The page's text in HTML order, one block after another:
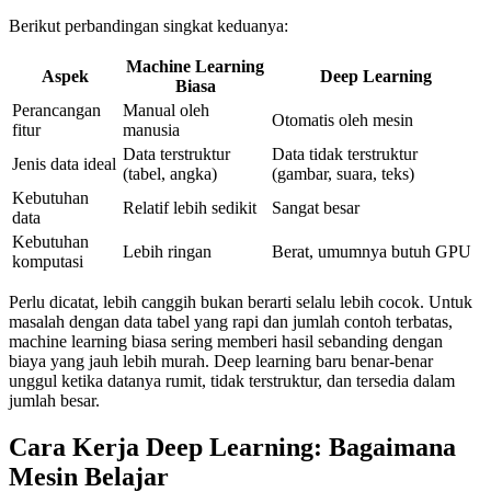
Berikut perbandingan singkat keduanya:
Aspek
Machine Learning
Biasa
Deep Learning
Perancangan
fitur
Manual oleh
manusia
Otomatis oleh mesin
Jenis data ideal
Data terstruktur
(tabel, angka)
Data tidak terstruktur
(gambar, suara, teks)
Kebutuhan
data
Relatif lebih sedikit
Sangat besar
Kebutuhan
komputasi
Lebih ringan Berat, umumnya butuh GPU
Perlu dicatat, lebih canggih bukan berarti selalu lebih cocok. Untuk
masalah dengan data tabel yang rapi dan jumlah contoh terbatas,
machine learning biasa sering memberi hasil sebanding dengan
biaya yang jauh lebih murah. Deep learning baru benar-benar
unggul ketika datanya rumit, tidak terstruktur, dan tersedia dalam
jumlah besar.
Cara Kerja Deep Learning: Bagaimana
Mesin Belajar